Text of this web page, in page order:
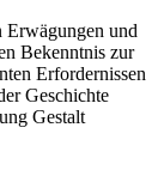
Erwägungen und
Bekenntnis zur
Erfordernissen
Geschichte
Gestalt